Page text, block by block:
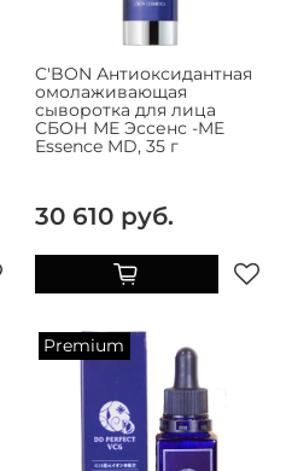
C'BON Антиоксидантная
омолаживающая
сыворотка для лица
СБОН МЕ Эссенс -ME
Essence MD, 35 г
30 610 руб.
Premium